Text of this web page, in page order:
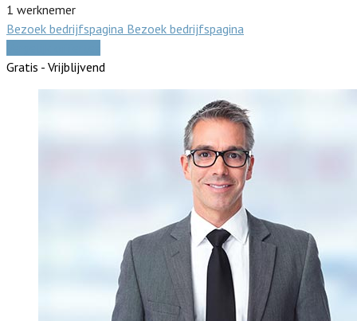
1 werknemer
Bezoek bedrijfspagina Bezoek bedrijfspagina
Gratis - Vrijblijvend